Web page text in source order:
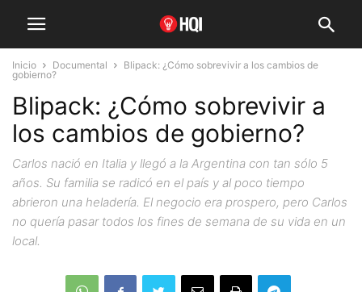
Inicio Documental
Blipack: ¿Cómo sobrevivir a los cambios de
gobierno?
Blipack: ¿Cómo sobrevivir a
los cambios de gobierno?
Carlos nació en Italia y llegó a la Argentina con tan sólo 5
años. Su familia se radicó en el país y al poco tiempo
abrieron una heladería. El negocio era prospero, pero Carlos
no quería pasar todos los fines de semana de su vida en un
local.